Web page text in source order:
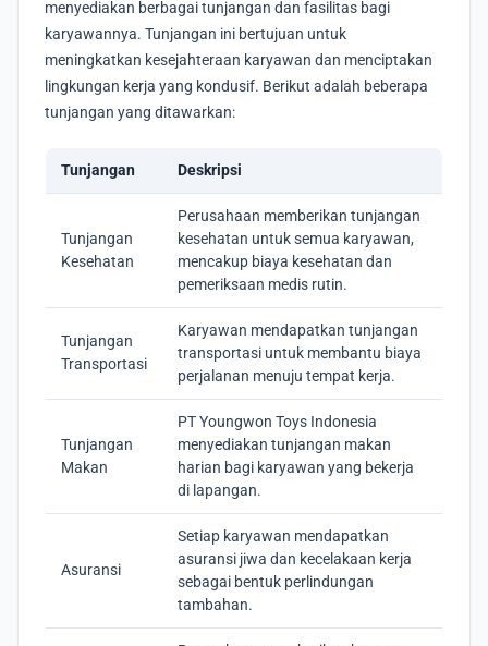
menyediakan berbagai tunjangan dan fasilitas bagi
karyawannya. Tunjangan ini bertujuan untuk
meningkatkan kesejahteraan karyawan dan menciptakan
lingkungan kerja yang kondusif. Berikut adalah beberapa
tunjangan yang ditawarkan:
Tunjangan Deskripsi
Tunjangan
Kesehatan
Perusahaan memberikan tunjangan
kesehatan untuk semua karyawan,
mencakup biaya kesehatan dan
pemeriksaan medis rutin.
Tunjangan
Transportasi
Karyawan mendapatkan tunjangan
transportasi untuk membantu biaya
perjalanan menuju tempat kerja.
Tunjangan
Makan
PT Youngwon Toys Indonesia
menyediakan tunjangan makan
harian bagi karyawan yang bekerja
di lapangan.
Asuransi
Setiap karyawan mendapatkan
asuransi jiwa dan kecelakaan kerja
sebagai bentuk perlindungan
tambahan.